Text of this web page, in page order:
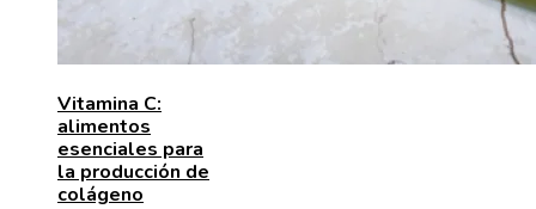
Vitamina C:
alimentos
esenciales para
la producción de
colágeno